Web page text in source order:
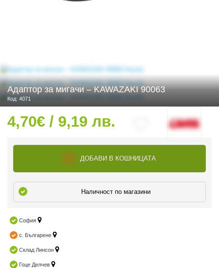
ЕКИПИРОВКА
Адаптор за мигачи – KAWAZAKI 90063
Код: 4071
4,70€ / 9,19 лв.
ДОБАВИ В КОШНИЦАТА
Наличност по магазини
София
с. Българене
Склад Линсон
Гоце Делчев